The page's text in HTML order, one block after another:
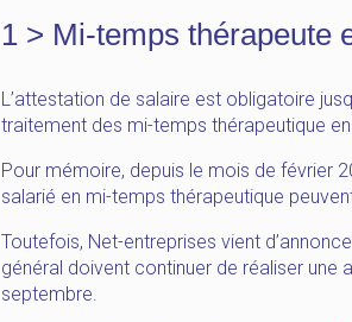
1 > Mi-temps thérapeute
L’attestation de salaire est obligatoire
traitement des mi-temps thérapeutique en
Pour mémoire, depuis le mois de février
salarié en mi-temps thérapeutique
Toutefois, Net-entreprises vient
général doivent continuer de réaliser une
septembre.